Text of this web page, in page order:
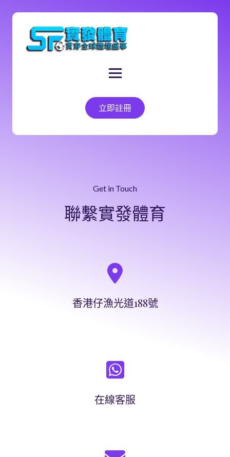
立即註冊
Get in Touch
聯繫實發體育
香港仔漁光道188號
在線客服